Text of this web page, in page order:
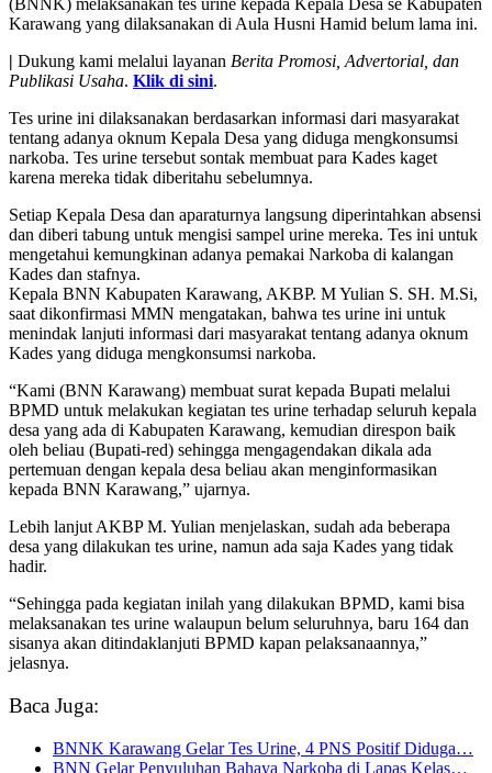
(BNNK) melaksanakan tes urine kepada Kepala Desa se Kabupaten
Karawang yang dilaksanakan di Aula Husni Hamid belum lama ini.
| Dukung kami melalui layanan Berita Promosi, Advertorial, dan
Publikasi Usaha. Klik di sini.
Tes urine ini dilaksanakan berdasarkan informasi dari masyarakat
tentang adanya oknum Kepala Desa yang diduga mengkonsumsi
narkoba. Tes urine tersebut sontak membuat para Kades kaget
karena mereka tidak diberitahu sebelumnya.
Setiap Kepala Desa dan aparaturnya langsung diperintahkan absensi
dan diberi tabung untuk mengisi sampel urine mereka. Tes ini untuk
mengetahui kemungkinan adanya pemakai Narkoba di kalangan
Kades dan stafnya.
Kepala BNN Kabupaten Karawang, AKBP. M Yulian S. SH. M.Si,
saat dikonfirmasi MMN mengatakan, bahwa tes urine ini untuk
menindak lanjuti informasi dari masyarakat tentang adanya oknum
Kades yang diduga mengkonsumsi narkoba.
“Kami (BNN Karawang) membuat surat kepada Bupati melalui
BPMD untuk melakukan kegiatan tes urine terhadap seluruh kepala
desa yang ada di Kabupaten Karawang, kemudian direspon baik
oleh beliau (Bupati-red) sehingga mengagendakan dikala ada
pertemuan dengan kepala desa beliau akan menginformasikan
kepada BNN Karawang,” ujarnya.
Lebih lanjut AKBP M. Yulian menjelaskan, sudah ada beberapa
desa yang dilakukan tes urine, namun ada saja Kades yang tidak
hadir.
“Sehingga pada kegiatan inilah yang dilakukan BPMD, kami bisa
melaksanakan tes urine walaupun belum seluruhnya, baru 164 dan
sisanya akan ditindaklanjuti BPMD kapan pelaksanaannya,”
jelasnya.
Baca Juga:
BNNK Karawang Gelar Tes Urine, 4 PNS Positif Diduga…
BNN Gelar Penyuluhan Bahaya Narkoba di Lapas Kelas…